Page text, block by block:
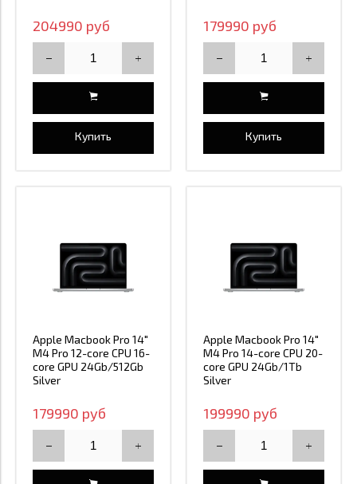
204990 руб
Купить
179990 руб
Купить
Apple Macbook Pro 14"
M4 Pro 12-core CPU 16-
core GPU 24Gb/512Gb
Silver
179990 руб
Apple Macbook Pro 14"
M4 Pro 14-core CPU 20-
core GPU 24Gb/1Tb
Silver
199990 руб